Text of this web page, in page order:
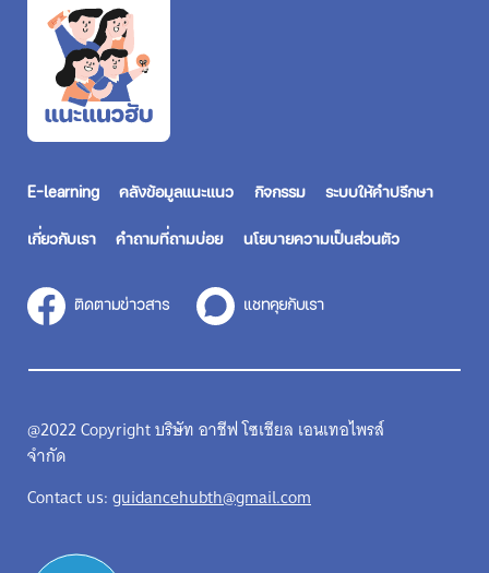
E-learning คลังข้อมูลแนะแนว กิจกรรม ระบบให้คำปรึกษา
เกี่ยวกับเรา คำถามที่ถามบ่อย นโยบายความเป็นส่วนตัว
ติดตามข่าวสาร แชทคุยกับเรา
@2022 Copyright บริษัท อาชีฟ โซเชียล เอนเทอไพรส์
จำกัด
Contact us:guidancehubth@gmail.com